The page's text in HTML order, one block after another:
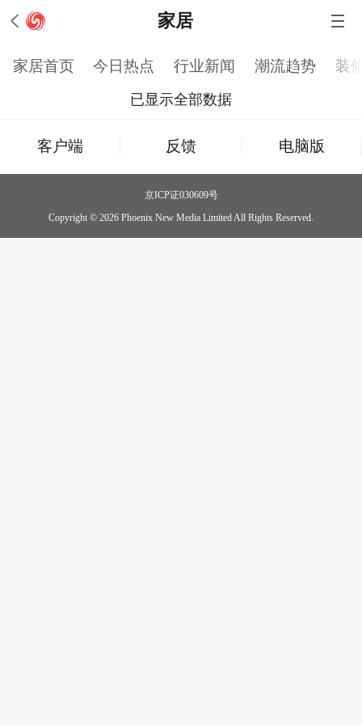
家居
家居首页 今日热点 行业新闻 潮流趋势 装
已显示全部数据
客户端 反馈 电脑版
京ICP证030609号
Copyright © 2026 Phoenix New Media Limited All Rights Reserved.